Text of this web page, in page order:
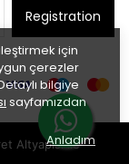
için
çerezler
bilgiye
sayfamızdan
Anladım
Registration
Altyapısı ile